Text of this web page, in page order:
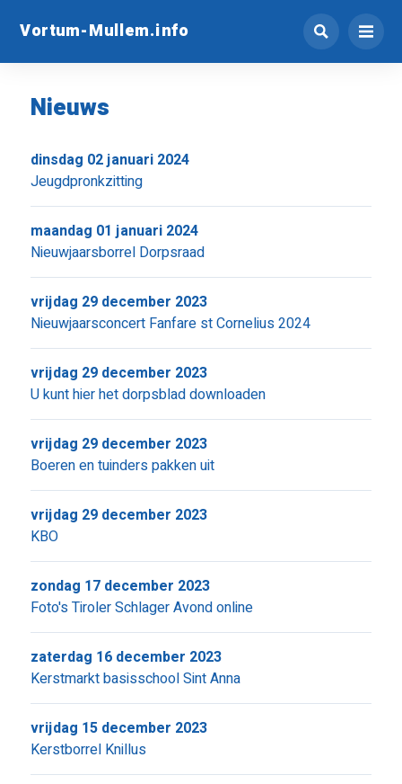
Vortum-Mullem.info
Nieuws
Jeugdpronkzitting
dinsdag 02 januari 2024
Nieuwjaarsborrel Dorpsraad
maandag 01 januari 2024
Nieuwjaarsconcert Fanfare st Cornelius 2024
vrijdag 29 december 2023
U kunt hier het dorpsblad downloaden
vrijdag 29 december 2023
Boeren en tuinders pakken uit
vrijdag 29 december 2023
KBO
vrijdag 29 december 2023
Foto's Tiroler Schlager Avond online
zondag 17 december 2023
Kerstmarkt basisschool Sint Anna
zaterdag 16 december 2023
Kerstborrel Knillus
vrijdag 15 december 2023